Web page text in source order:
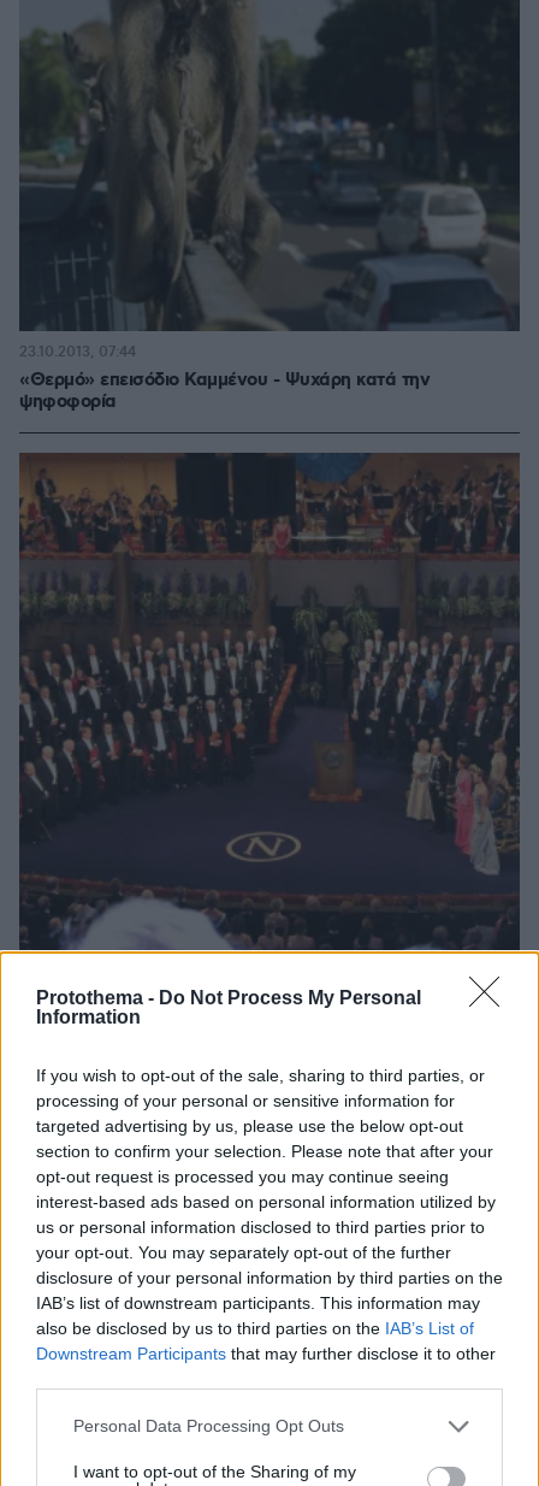
Protothema - Do Not Process My Personal
Information
If you wish to opt-out of the sale, sharing to third parties, or
processing of your personal or sensitive information for
targeted advertising by us, please use the below opt-out
section to confirm your selection. Please note that after your
opt-out request is processed you may continue seeing
interest-based ads based on personal information utilized by
us or personal information disclosed to third parties prior to
your opt-out. You may separately opt-out of the further
disclosure of your personal information by third parties on the
IAB’s list of downstream participants. This information may
also be disclosed by us to third parties on the IAB’s List of
Downstream Participants that may further disclose it to other
Please note that this website/app uses one or more Google
not limited to your visit or usage behaviour. You may click to
Personal Data Processing Opt Outs
I want to opt-out of the Sharing of my
«Θερμό» επεισόδιο Καμμένου - Ψυχάρη κατά την
ψηφοφορία
23.10.2013, 07:44
Με 235 «ΝΑΙ» η αναστολή της χρηματοδότησης της Χρυσής
Αυγής
ΣΧΟΛΙΑ(47)
ΠΡΟΣΘΗΚΗ ΣΧΟΛΙΟΥ
Αγύριγο κεφάλι
23.10.2013, 23:10
Με την ΔΟΛΟΦΟΝΙΑ Φύσσα, έσπασε η "αμπούλα" και
ΒΡΩΜΙΣΕ όλη η Ελλάδα από την ΝΑΖΙΣΤΙΚΗ
ΟΡΓΑΝΩΣΗ-φανατικών θαυμαστών του Χίτλερ, της
οποίας μέλη πήγαιναν πρώτοι-πρώτοι σαν αυτόκλητοι
μάρτυρες περί του ότι δήθεν … ΕΙΔΑΝ στους
τραυματισμούς αλλοδαπών, ο υπαίτιος να είναι άλλος
ΑΥΤΟΙ! Τι μου λέτε λοιπόν τώρα ότι θέλετε την